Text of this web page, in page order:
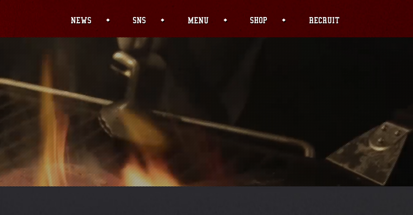
will throw an Error in a future version of PHP) in
themes/sumibi/header.php